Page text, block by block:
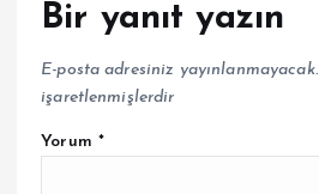
Bir yanıt yazın
E-posta adresiniz yayınlanmayacak.
işaretlenmişlerdir
Yorum *